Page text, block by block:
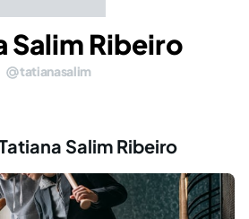
Salim Ribeiro
tatianasalim
Salim Ribeiro